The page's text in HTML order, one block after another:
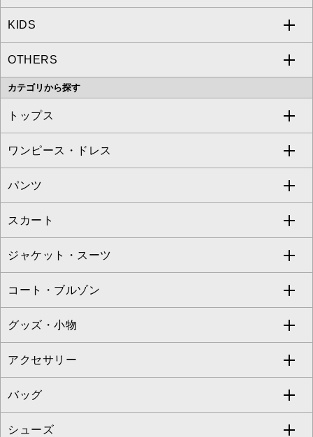
MICHEL KLEIN
MK MICHEL KLEIN
OFUON le MK
Sybilla
S sybilla
Jocomomola
TARA JARMON
ZAPA
TONEA
al'aise modulation
GEORGES RECH
GIANNI LO GIUDICE
a.v.v
MICHEL KLEIN HOMME
MK MICHEL KLEIN HOMME
KIDS
a.v.v
OTHERS
MK MICHEL KLEIN BAG
EMILIO ROBBA
BUYERS SELECT
カテゴリから探す
トップス
すべてのトップス
カットソー・Tシャツ
ブラウス・シャツ
ニット・セーター
カーディガン
アンサンブルセット
ベスト・ジレ
パーカー
タンクトップ・キャミソール
ワンピース・ドレス
すべてのワンピース・ドレス
ワンピース
ドレス
チュニック
ジャンパースカート
その他のワンピース・ドレス
パンツ
すべてのパンツ
フルレングスパンツ
クロップド・半端丈パンツ
ガウチョ・ワイドパンツ
ハーフ・ショート丈パンツ
サロペット・オールインワン
その他のパンツ
スカート
すべてのスカート
ロング・マキシ丈スカート
ひざ丈スカート
ミモレ丈スカート
ショート・ミニ丈スカート
その他のスカート
ジャケット・スーツ
すべてのジャケット・スーツ
テーラードジャケット
ノーカラージャケット
セットアップ
セットアップジャケット
コート・ブルゾン
すべてのコート・ブルゾン
トレンチコート
ピーコート
ダッフルコート
グッズ・小物
すべてのグッズ・小物
マスク
ストール・マフラー・スヌード
アクセサリー
すべてのアクセサリー
ネックレス
バッグ
すべてのバッグ
シューズ